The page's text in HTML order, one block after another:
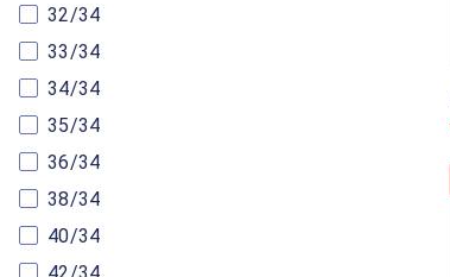
32/34
33/34
34/34
35/34
36/34
38/34
40/34